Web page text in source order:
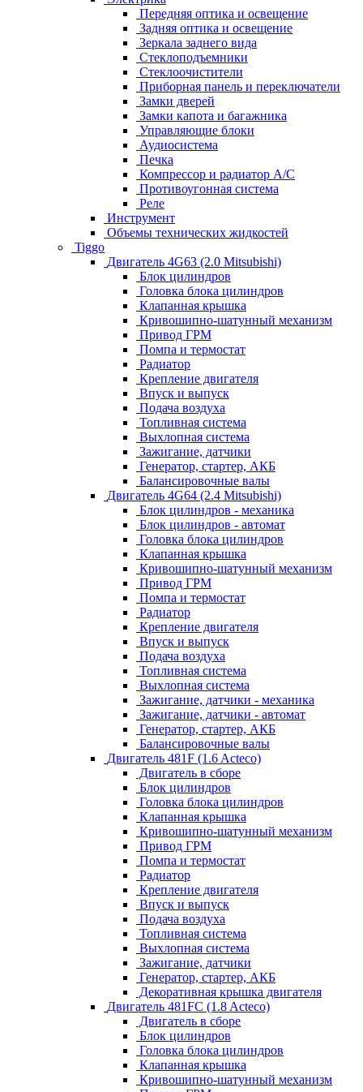
Передняя оптика и освещение
Задняя оптика и освещение
Зеркала заднего вида
Стеклоподъемники
Стеклоочистители
Приборная панель и переключатели
Замки дверей
Замки капота и багажника
Управляющие блоки
Аудиосистема
Печка
Компрессор и радиатор А/C
Противоугонная система
Реле
Инструмент
Объемы технических жидкостей
Tiggo
Двигатель 4G63 (2.0 Mitsubishi)
Блок цилиндров
Головка блока цилиндров
Клапанная крышка
Кривошипно-шатунный механизм
Привод ГРМ
Помпа и термостат
Радиатор
Крепление двигателя
Впуск и выпуск
Подача воздуха
Топливная система
Выхлопная система
Зажигание, датчики
Генератор, стартер, АКБ
Балансировочные валы
Двигатель 4G64 (2.4 Mitsubishi)
Блок цилиндров - механика
Блок цилиндров - автомат
Головка блока цилиндров
Клапанная крышка
Кривошипно-шатунный механизм
Привод ГРМ
Помпа и термостат
Радиатор
Крепление двигателя
Впуск и выпуск
Подача воздуха
Топливная система
Выхлопная система
Зажигание, датчики - механика
Зажигание, датчики - автомат
Генератор, стартер, АКБ
Балансировочные валы
Двигатель 481F (1.6 Acteco)
Двигатель в сборе
Блок цилиндров
Головка блока цилиндров
Клапанная крышка
Кривошипно-шатунный механизм
Привод ГРМ
Помпа и термостат
Радиатор
Крепление двигателя
Впуск и выпуск
Подача воздуха
Топливная система
Выхлопная система
Зажигание, датчики
Генератор, стартер, АКБ
Декоративная крышка двигателя
Двигатель 481FC (1.8 Acteco)
Двигатель в сборе
Блок цилиндров
Головка блока цилиндров
Клапанная крышка
Кривошипно-шатунный механизм